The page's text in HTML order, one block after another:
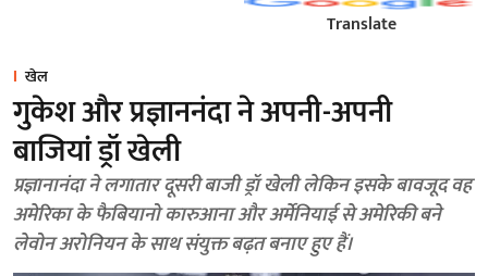
Translate
खेल
गुकेश और प्रज्ञाननंदा ने अपनी-अपनी
बाजियां ड्रॉ खेली
प्रज्ञानानंदा ने लगातार दूसरी बाजी ड्रॉ खेली लेकिन इसके बावजूद वह
अमेरिका के फैबियानो कारुआना और अर्मेनियाई से अमेरिकी बने
लेवोन अरोनियन के साथ संयुक्त बढ़त बनाए हुए हैं।